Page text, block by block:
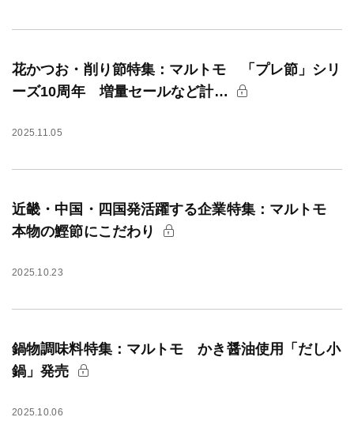
花かつお・削り節特集：マルトモ 「プレ節」シリ
ーズ10周年 増量セールなど計…
2025.11.05
近畿・中国・四国発活躍する企業特集：マルトモ
本物の鰹節にこだわり
2025.10.23
鍋物調味料特集：マルトモ かき醤油使用「だし小
鍋」発売
2025.10.06